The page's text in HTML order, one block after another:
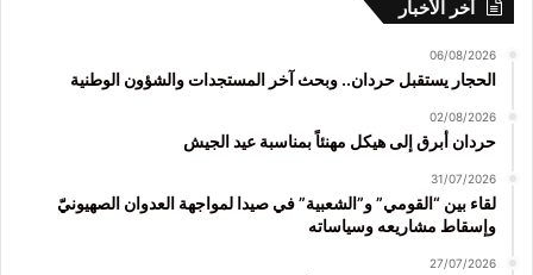
آخر الأخبار
06/08/2026
الحجار يستقبل حردان.. وبحث آخر المستجدات والشؤون الوطنية
02/08/2026
حردان أبرق إلى هيكل مهنئاً بمناسبة عيد الجيش
31/07/2026
لقاء بين “القومي” و”الشعبية” في صيدا لمواجهة العدوان الصهيونيّ
وإسقاط مشاريعه وسياساته
27/07/2026